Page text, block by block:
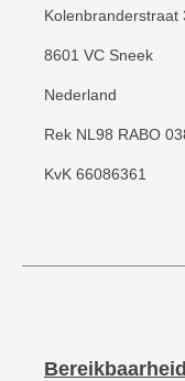
Kolenbranderstraat
8601 VC Sneek
Nederland
Rek NL98 RABO
KvK 66086361
Bereikbaarheid